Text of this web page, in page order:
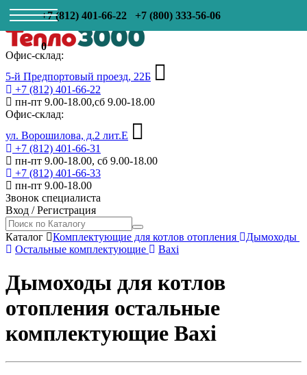
+7 (812) 401-66-22 +7 (800) 333-56-06
0
Офис-склад:
5-й Предпортовый проезд, 22Б
+7 (812) 401-66-22
пн-пт 9.00-18.00,сб 9.00-18.00
Офис-склад:
ул. Ворошилова, д.2 лит.Е
+7 (812) 401-66-31
пн-пт 9.00-18.00, сб 9.00-18.00
+7 (812) 401-66-33
пн-пт 9.00-18.00
Звонок специалиста
Вход /Регистрация
Каталог Комплектующие для котлов отопления
Дымоходы
Остальные комплектующие
Baxi
Дымоходы для котлов
отопления остальные
комплектующие Baxi